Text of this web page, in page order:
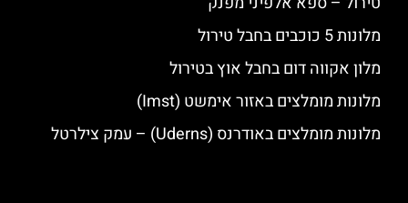
מלונות 5 כוכבים בחבל טירול
מלון אקווה דום בחבל אוץ בטירול
מלונות מומלצים באזור אימשט (Imst)
מלונות מומלצים באודרנס (Uderns) – עמק צילרטל